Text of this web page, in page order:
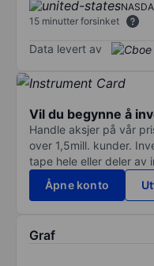
15 minutter forsinket
Data levert av
Vil du begynne å
Handle aksjer på vår
over 1,5mill. kunder.
tape hele eller deler av
Åpne konto
Graf